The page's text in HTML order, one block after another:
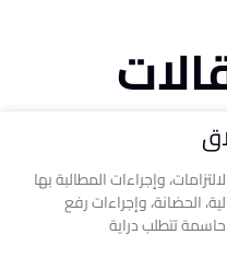
وإجراءات المطالبة بها
الحضانة، وإجراءات رفع
تتطلب دراية